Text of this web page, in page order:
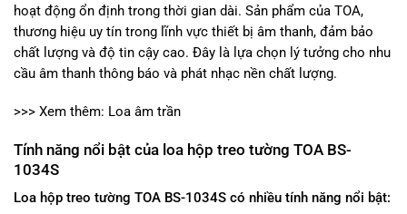
hoạt động ổn định trong thời gian dài. Sản phẩm của TOA,
thương hiệu uy tín trong lĩnh vực thiết bị âm thanh, đảm bảo
chất lượng và độ tin cậy cao. Đây là lựa chọn lý tưởng cho nhu
cầu âm thanh thông báo và phát nhạc nền chất lượng.
>>> Xem thêm: Loa âm trần
Tính năng nổi bật của loa hộp treo tường TOA BS-
1034S
Loa hộp treo tường TOA BS-1034S có nhiều tính năng nổi bật: